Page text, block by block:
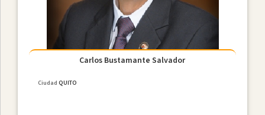
Carlos Bustamante Salvador
Ciudad QUITO